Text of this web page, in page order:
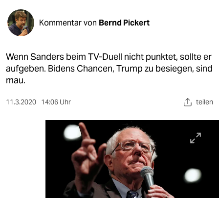
öko
gesellschaft
kultur
sport
berlin
Kommentar von Bernd Pickert
Wenn Sanders beim TV-Duell nicht punktet, sollte er
aufgeben. Bidens Chancen, Trump zu besiegen, sind
mau.
11.3.2020 14:06 Uhr teilen